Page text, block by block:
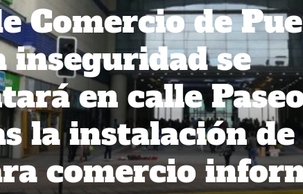
Comercio de
se
en calle
la instalación de
comercio